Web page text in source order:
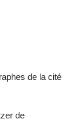
de la cité
de